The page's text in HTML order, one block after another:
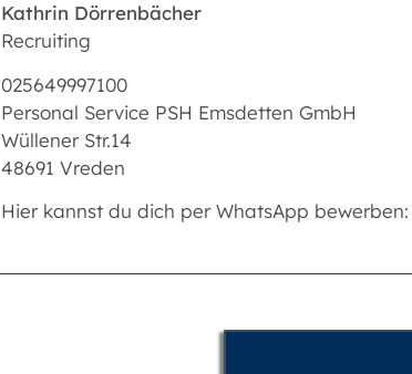
Kathrin Dörrenbächer
Recruiting
025649997100
Personal Service PSH Emsdetten GmbH
Wüllener Str.14
48691 Vreden
Hier kannst du dich per WhatsApp bewerben: